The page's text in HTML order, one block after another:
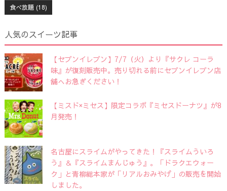
食べ放題(18)
人気のスイーツ記事
【セブンイレブン】7/7（火）より『サクレ コーラ
味』が復刻販売中。売り切れる前にセブンイレブン店
舗へお急ぎください！
【ミスド×ミセス】限定コラボ『ミセスドーナツ』が8
月発売！
名古屋にスライムがやってきた！『スライムういろ
う』＆『スライムまんじゅう』。「ドラクエウォー
ク」と青柳総本家が「リアルおみやげ」の販売を開始
しました。